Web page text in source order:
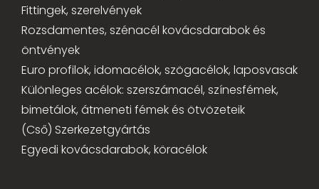
Fittingek, szerelvények
Rozsdamentes, szénacél kovácsdarabok és
öntvények
Euro profilok, idomacélok, szögacélok, laposvasak
Különleges acélok: szerszámacél, színesfémek,
bimetálok, átmeneti fémek és ötvözeteik
(Cső) Szerkezetgyártás
Egyedi kovácsdarabok, köracélok